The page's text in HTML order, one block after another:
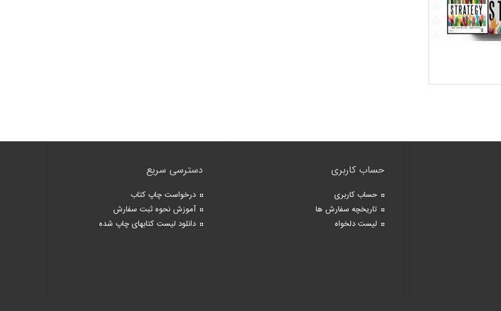
حساب کاربری
حساب کاربری
تاریخچه سفارش ها
لیست دلخواه
دسترسی سریع
درخواست چاپ کتاب
آموزش نحوه ثبت سفارش
دانلود لیست کتابهای چاپ شده